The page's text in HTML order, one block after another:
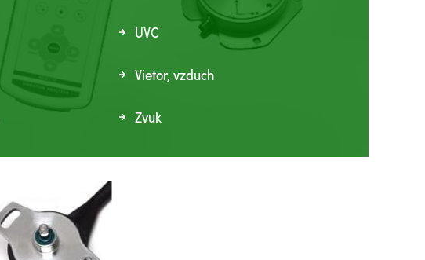
UVC
Vietor, vzduch
Zvuk